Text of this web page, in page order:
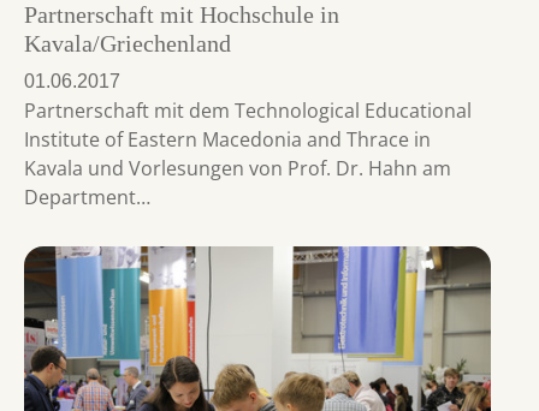
Partnerschaft mit Hochschule in
Kavala/Griechenland
01.06.2017
Partnerschaft mit dem Technological Educational
Institute of Eastern Macedonia and Thrace in
Kavala und Vorlesungen von Prof. Dr. Hahn am
Department…